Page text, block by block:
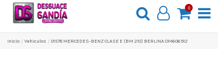
0
Inicio Vehiculos 01578 MERCEDES-BENZ CLASE E (BM 210) BERLINA OM606912